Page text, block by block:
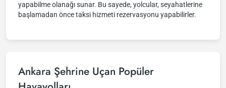
yapabilme olanağı sunar. Bu sayede, yolcular, seyahatlerine
başlamadan önce taksi hizmeti rezervasyonu yapabilirler.
Ankara Şehrine Uçan Popüler